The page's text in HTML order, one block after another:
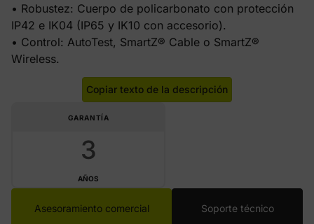
• Robustez: Cuerpo de policarbonato con protección
IP42 e IK04 (IP65 y IK10 con accesorio).
• Control: AutoTest, SmartZ® Cable o SmartZ®
Wireless.
Copiar texto de la descripción
GARANTÍA
3
AÑOS
Asesoramiento comercial Soporte técnico